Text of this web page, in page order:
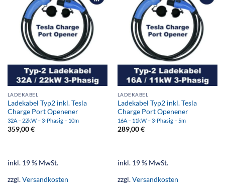
LADEKABEL
Ladekabel Typ2 inkl. Tesla
Charge Port Openener
32A – 22kW – 3-Phasig – 10m
359,00€
inkl. 19 % MwSt.
zzgl.Versandkosten
LADEKABEL
Ladekabel Typ2 inkl. Tesla
Charge Port Openener
16A – 11kW – 3-Phasig – 5m
289,00€
inkl. 19 % MwSt.
zzgl.Versandkosten